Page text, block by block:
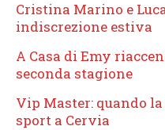
Cristina Marino e
indiscrezione estiva
A Casa di Emy
seconda stagione
Vip Master: quando
sport a Cervia